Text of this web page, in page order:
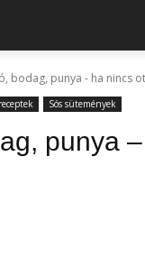
bodag, punya - ha nincs
Sós sütemények
punya